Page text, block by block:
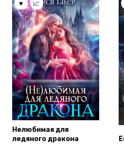
Нелюбимая для
ледяного дракона